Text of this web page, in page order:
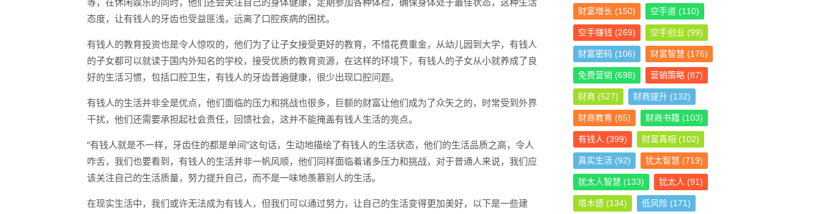
等，在休闲娱乐的同时，他们还会关注自己的身体健康，定期参加各种体检，确保身体处于最佳状态，这种生活
态度，让有钱人的牙齿也受益匪浅，远离了口腔疾病的困扰。
有钱人的教育投资也是令人惊叹的，他们为了让子女接受更好的教育，不惜花费重金，从幼儿园到大学，有钱人
的子女都可以就读于国内外知名的学校，接受优质的教育资源，在这样的环境下，有钱人的子女从小就养成了良
好的生活习惯，包括口腔卫生，有钱人的牙齿普遍健康，很少出现口腔问题。
有钱人的生活并非全是优点，他们面临的压力和挑战也很多，巨额的财富让他们成为了众矢之的，时常受到外界
干扰，他们还需要承担起社会责任，回馈社会，这并不能掩盖有钱人生活的亮点。
“有钱人就是不一样，牙齿住的都是单间”这句话，生动地描绘了有钱人的生活状态，他们的生活品质之高，令人
咋舌，我们也要看到，有钱人的生活并非一帆风顺，他们同样面临着诸多压力和挑战，对于普通人来说，我们应
该关注自己的生活质量，努力提升自己，而不是一味地羡慕别人的生活。
在现实生活中，我们或许无法成为有钱人，但我们可以通过努力，让自己的生活变得更加美好，以下是一些建
财富增长 (150) 空手道 (110)
空手赚钱 (269) 空手创业 (99)
财富密码 (106) 财富智慧 (176)
免费营销 (698) 营销策略 (87)
财商 (527) 财商提升 (132)
财商教育 (85) 财商书籍 (103)
有钱人 (399) 财富真相 (102)
真实生活 (92) 犹太智慧 (719)
犹太人智慧 (133) 犹太人 (91)
塔木德 (134) 低风险 (171)